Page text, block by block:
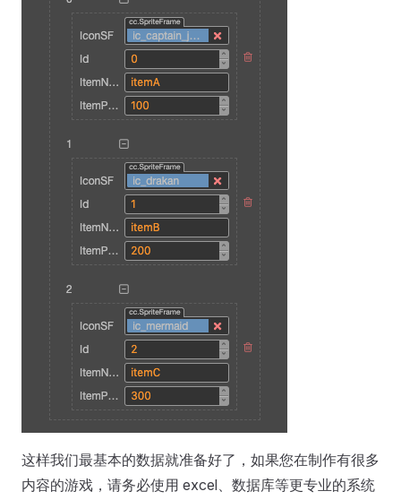
这样我们最基本的数据就准备好了，如果您在制作有很多
内容的游戏，请务必使用 excel、数据库等更专业的系统